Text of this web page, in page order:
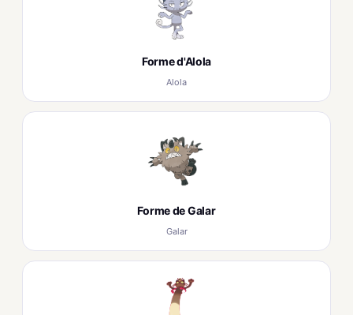
Forme d'Alola
Alola
Forme de Galar
Galar